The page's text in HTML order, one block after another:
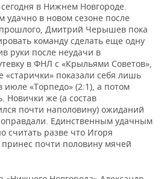
в Нижнем Новгороде.
удачно в новом сезоне после
Дмитрий Черышев пока
команду сделать еще одну
руки после неудачи в
в ФНЛ с «Крыльями Советов»,
«старички» показали себя лишь
«Торпедо» (2:1), а потом
Новички же (а состав
почти наполовину) ожиданий
оправдали. Единственным удачным
считать разве что Игоря
почти половину мячей